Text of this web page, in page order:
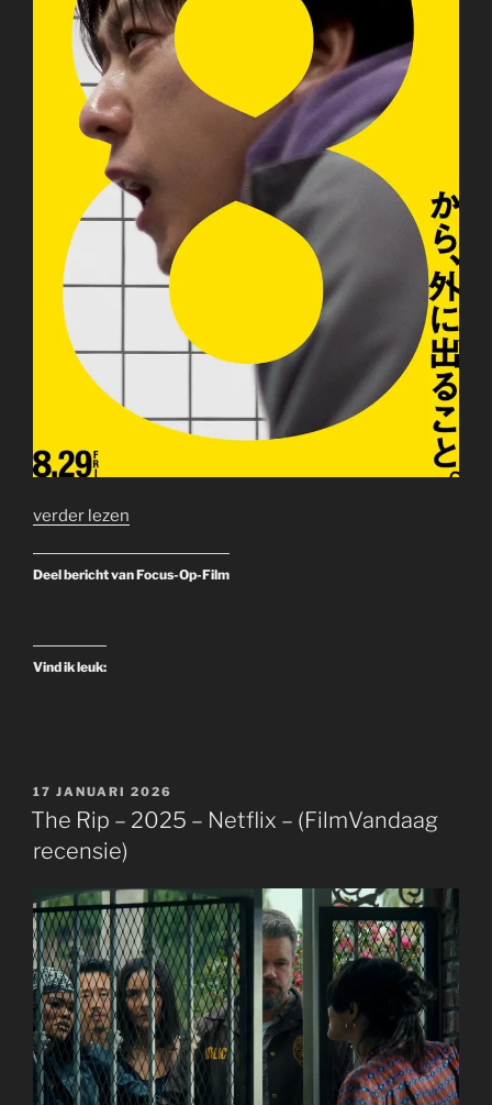
verder lezen
Deel bericht van Focus-Op-Film
Vind ik leuk:
GEPLAATST
OP
17 JANUARI 2026
The Rip – 2025 – Netflix – (FilmVandaag
recensie)